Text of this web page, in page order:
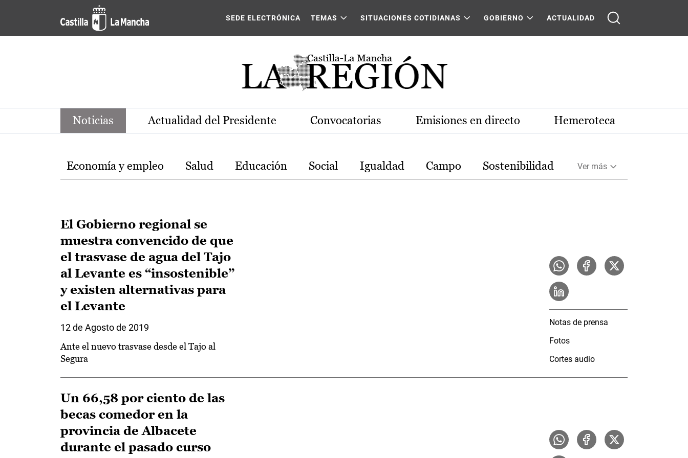
Pasar al contenido principal
Noticias de la región de Castilla-La Mancha
SEDE ELECTRÓNICA TEMAS SITUACIONES COTIDIANAS GOBIERNO ACTUALIDAD
Noticias Actualidad del Presidente Convocatorias Emisiones en directo Hemeroteca
Temas
Economía y empleo Salud Educación Social Igualdad Campo Sostenibilidad Ver más
El Gobierno regional se
muestra convencido de que
el trasvase de agua del Tajo
al Levante es “insostenible”
y existen alternativas para
el Levante
12 de Agosto de 2019
Ante el nuevo trasvase desde el Tajo al
Segura
Notas de prensa
Fotos
Cortes audio
Un 66,58 por ciento de las
becas comedor en la
provincia de Albacete
durante el pasado curso